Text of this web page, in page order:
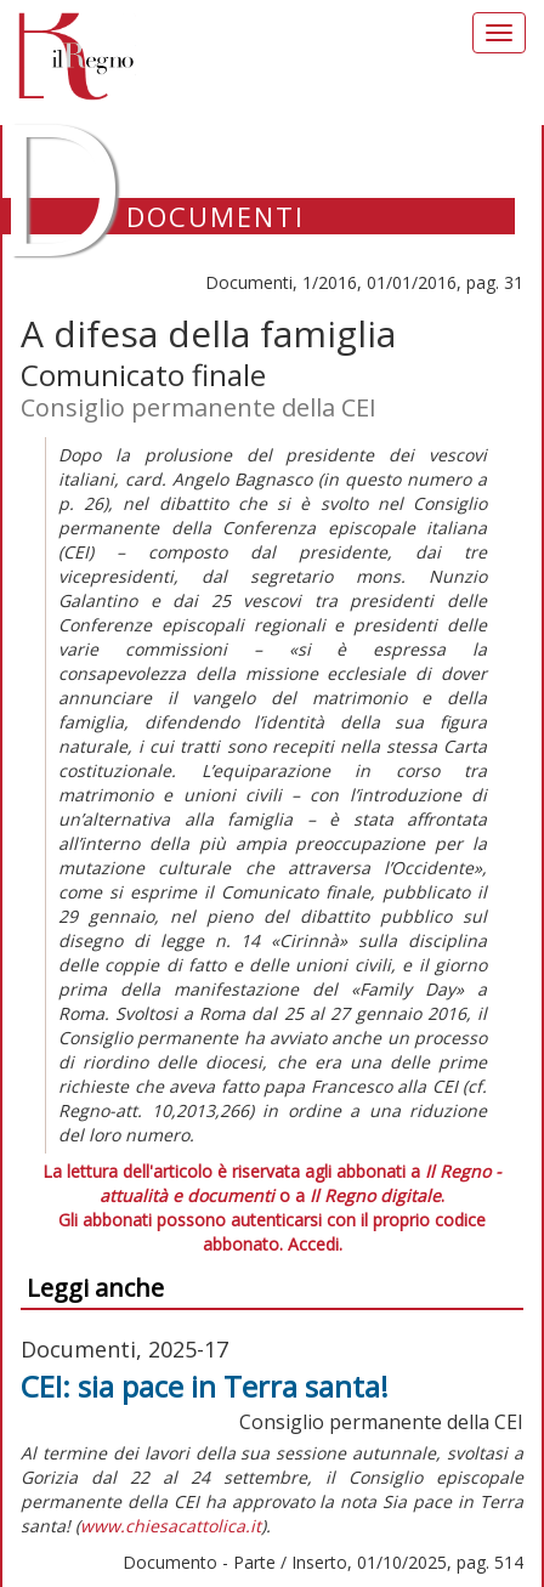
DOCUMENTI
Documenti, 1/2016, 01/01/2016, pag. 31
A difesa della famiglia
Comunicato finale
Consiglio permanente della CEI
Dopo la prolusione del presidente dei vescovi
italiani, card. Angelo Bagnasco (in questo numero a
p. 26), nel dibattito che si è svolto nel Consiglio
permanente della Conferenza episcopale italiana
(CEI) – composto dal presidente, dai tre
vicepresidenti, dal segretario mons. Nunzio
Galantino e dai 25 vescovi tra presidenti delle
Conferenze episcopali regionali e presidenti delle
varie commissioni – «si è espressa la
consapevolezza della missione ecclesiale di dover
annunciare il vangelo del matrimonio e della
famiglia, difendendo l’identità della sua figura
naturale, i cui tratti sono recepiti nella stessa Carta
costituzionale. L’equiparazione in corso tra
matrimonio e unioni civili – con l’introduzione di
un’alternativa alla famiglia – è stata affrontata
all’interno della più ampia preoccupazione per la
mutazione culturale che attraversa l’Occidente»,
come si esprime il Comunicato finale, pubblicato il
29 gennaio, nel pieno del dibattito pubblico sul
disegno di legge n. 14 «Cirinnà» sulla disciplina
delle coppie di fatto e delle unioni civili, e il giorno
prima della manifestazione del «Family Day» a
Roma. Svoltosi a Roma dal 25 al 27 gennaio 2016, il
Consiglio permanente ha avviato anche un processo
di riordino delle diocesi, che era una delle prime
richieste che aveva fatto papa Francesco alla CEI (cf.
Regno-att. 10,2013,266) in ordine a una riduzione
del loro numero.
La lettura dell'articolo è riservata agli abbonati a Il Regno -
attualità e documentio a Il Regno digitale.
Gli abbonati possono autenticarsi con il proprio codice
abbonato. Accedi.
Leggi anche
Documenti, 2025-17
CEI: sia pace in Terra santa!
Consiglio permanente della CEI
Al termine dei lavori della sua sessione autunnale, svoltasi a
Gorizia dal 22 al 24 settembre, il Consiglio episcopale
permanente della CEI ha approvato la nota Sia pace in Terra
santa! (www.chiesacattolica.it).
Documento - Parte / Inserto, 01/10/2025, pag. 514